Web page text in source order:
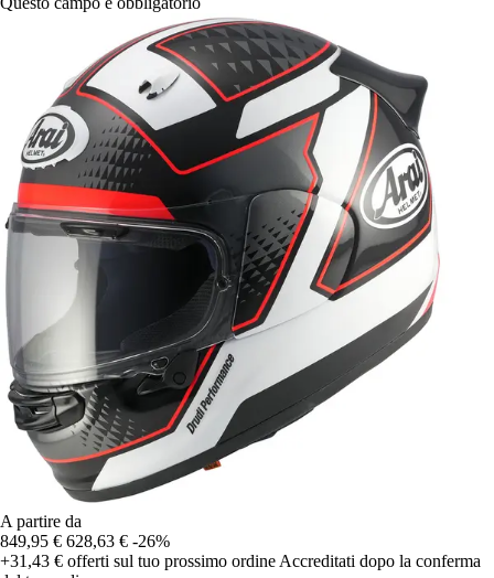
A partire da
849,95 € 628,63 € -26%
+31,43 € offerti sul tuo prossimo ordine Accreditati dopo la conferma